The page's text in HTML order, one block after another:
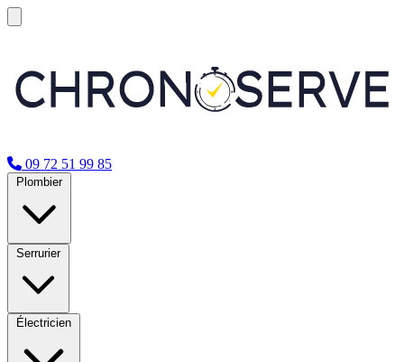
09 72 51 99 85
Plombier
Serrurier
Électricien